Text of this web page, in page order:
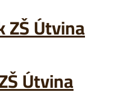
ZŠ Útvina
Útvina